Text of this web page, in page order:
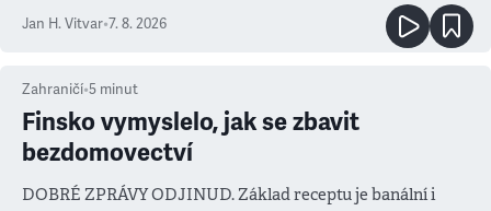
salvy i kritika pokrokářů
Jan H. Vitvar•7. 8. 2026
Zahraničí•5 minut
Finsko vymyslelo, jak se zbavit
bezdomovectví
DOBRÉ ZPRÁVY ODJINUD. Základ receptu je banální i